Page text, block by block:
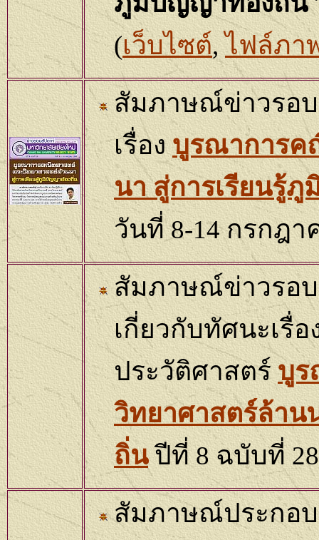
(เว็บไซต์,ไฟล์ภา
สัมภาษณ์ข่าวรอบ
เรื่อง บูรณาการค
นา สู่การเรียนรู้
วันที่8-14กรกฎ
สัมภาษณ์ข่าวรอบ
เกี่ยวกับทัศนะเรื่
ประวัติศาสตร์ บูร
วิทยาศาสตร์ล้าน
ถิ่นปีที่8ฉบับที่
สัมภาษณ์ประกอ